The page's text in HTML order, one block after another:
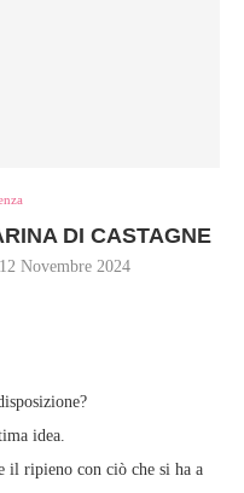
DI CASTAGNE
12 Novembre 2024
idea.
il ripieno con ciò che si ha a